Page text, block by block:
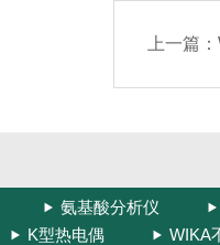
上一篇：
氨基酸分析仪
K型热电偶 WIKA